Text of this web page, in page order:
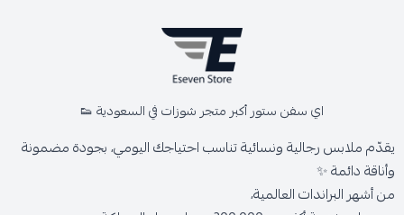
اي سفن ستور أكبر متجر شوزات في السعودية 👟
يقدّم ملابس رجالية ونسائية تناسب احتياجك اليومي، بجودة مضمونة
وأناقة دائمة ✨
من أشهر البراندات العالمية،